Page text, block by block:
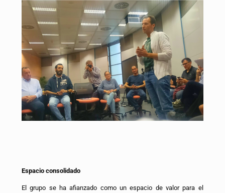
Espacio consolidado
El grupo se ha afianzado como un espacio de valor para el